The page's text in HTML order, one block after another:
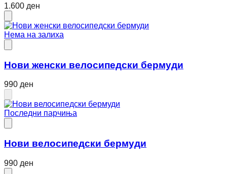
1.600 ден
Нема на залиха
Нови женски велосипедски бермуди
990 ден
Последни парчиња
Нови велосипедски бермуди
990 ден